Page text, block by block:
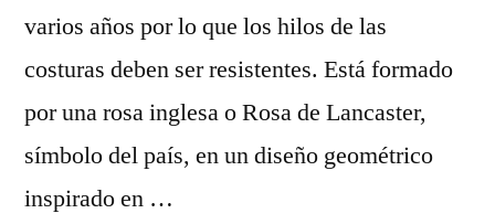
varios años por lo que los hilos de las
costuras deben ser resistentes. Está formado
por una rosa inglesa o Rosa de Lancaster,
símbolo del país, en un diseño geométrico
inspirado en …